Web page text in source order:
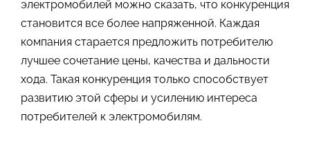
электромобилей можно сказать, что конкуренция
становится все более напряженной. Каждая
компания старается предложить потребителю
лучшее сочетание цены, качества и дальности
хода. Такая конкуренция только способствует
развитию этой сферы и усилению интереса
потребителей к электромобилям.